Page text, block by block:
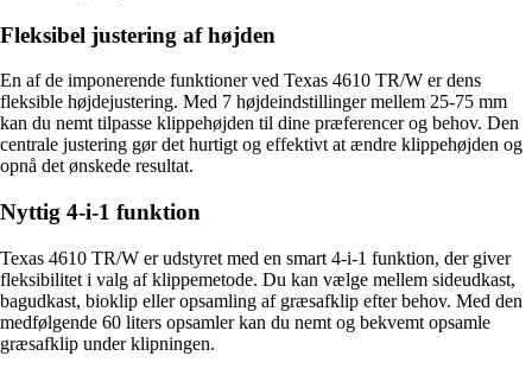
Fleksibel justering af højden
En af de imponerende funktioner ved Texas 4610 TR/W er dens
fleksible højdejustering. Med 7 højdeindstillinger mellem 25-75 mm
kan du nemt tilpasse klippehøjden til dine præferencer og behov. Den
centrale justering gør det hurtigt og effektivt at ændre klippehøjden og
opnå det ønskede resultat.
Nyttig 4-i-1 funktion
Texas 4610 TR/W er udstyret med en smart 4-i-1 funktion, der giver
fleksibilitet i valg af klippemetode. Du kan vælge mellem sideudkast,
bagudkast, bioklip eller opsamling af græsafklip efter behov. Med den
medfølgende 60 liters opsamler kan du nemt og bekvemt opsamle
græsafklip under klipningen.